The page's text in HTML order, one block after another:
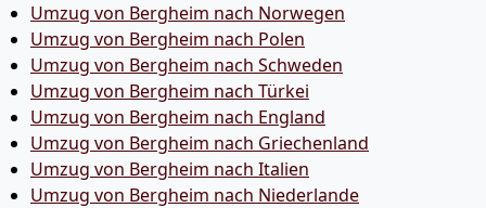
Umzug von Bergheim nach Norwegen
Umzug von Bergheim nach Polen
Umzug von Bergheim nach Schweden
Umzug von Bergheim nach Türkei
Umzug von Bergheim nach England
Umzug von Bergheim nach Griechenland
Umzug von Bergheim nach Italien
Umzug von Bergheim nach Niederlande